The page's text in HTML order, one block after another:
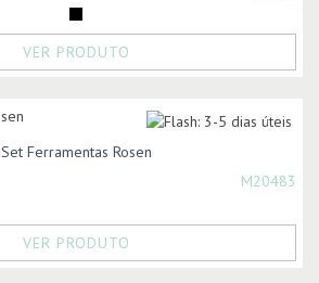
VER PRODUTO
Set Ferramentas Rosen
M20483
VER PRODUTO